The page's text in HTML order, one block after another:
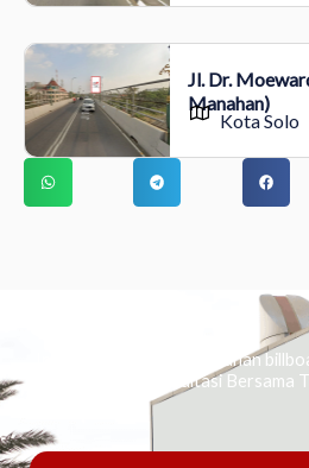
Jl. Dr.
Manahan)
Kota Solo
Ingin tahu tentang periklanan
Kami Berikan Konsultasi Bersama